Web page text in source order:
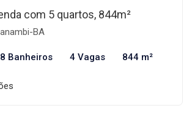
com 5 quartos, 844m²
BA
8 Banheiros 4 Vagas 844 m²